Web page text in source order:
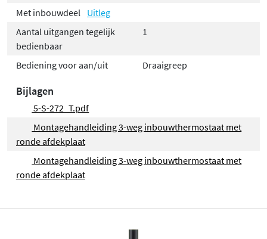
Met inbouwdeel
Uitleg
Aantal uitgangen tegelijk
bedienbaar
1
Bediening voor aan/uit Draaigreep
Bijlagen
5-S-272_T.pdf
Montagehandleiding 3-weg inbouwthermostaat met
ronde afdekplaat
Montagehandleiding 3-weg inbouwthermostaat met
ronde afdekplaat